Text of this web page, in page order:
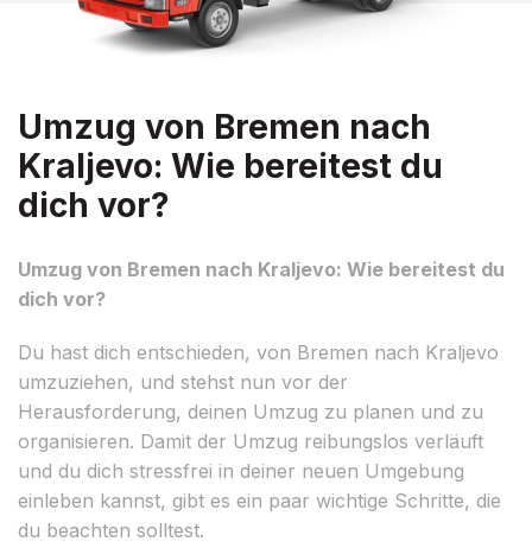
Umzug von Bremen nach
Kraljevo: Wie bereitest du
dich vor?
Umzug von Bremen nach Kraljevo: Wie bereitest du
dich vor?
Du hast dich entschieden, von Bremen nach Kraljevo
umzuziehen, und stehst nun vor der
Herausforderung, deinen Umzug zu planen und zu
organisieren. Damit der Umzug reibungslos verläuft
und du dich stressfrei in deiner neuen Umgebung
einleben kannst, gibt es ein paar wichtige Schritte, die
du beachten solltest.